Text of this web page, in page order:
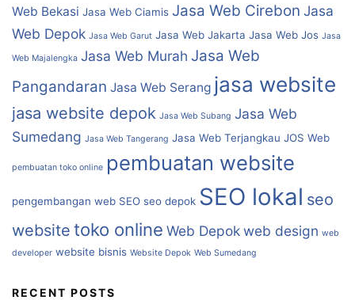
Web Bekasi Jasa Web Ciamis Jasa Web Cirebon Jasa
Web Depok Jasa Web Garut Jasa Web Jakarta Jasa Web Jos Jasa
Web Majalengka Jasa Web Murah Jasa Web
Pangandaran Jasa Web Serang jasa website
jasa website depok Jasa Web Subang Jasa Web
Sumedang Jasa Web Tangerang Jasa Web Terjangkau JOS Web
pembuatan toko online pembuatan website
pengembangan web SEO seo depok SEO lokal seo
website toko online Web Depokweb design web
developer website bisnis Website Depok Web Sumedang
RECENT POSTS